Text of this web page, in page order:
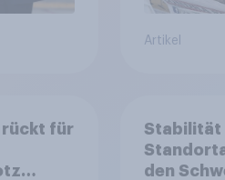
Artikel
rückt für
Stabilität
den